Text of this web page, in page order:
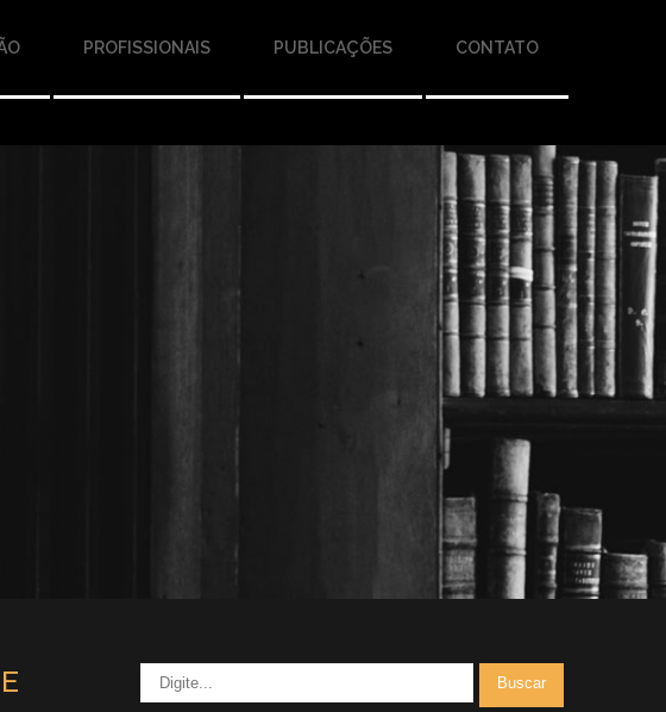
PROFISSIONAIS PUBLICAÇÕES CONTATO